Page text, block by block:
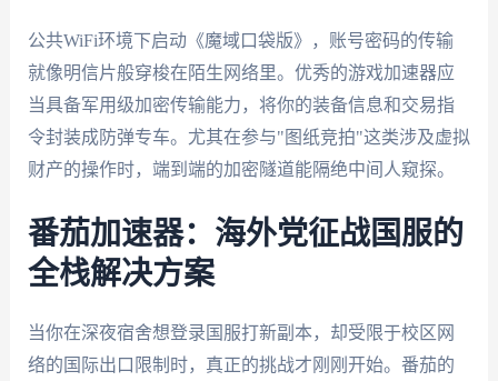
公共WiFi环境下启动《魔域口袋版》，账号密码的传输
就像明信片般穿梭在陌生网络里。优秀的游戏加速器应
当具备军用级加密传输能力，将你的装备信息和交易指
令封装成防弹专车。尤其在参与"图纸竞拍"这类涉及虚拟
财产的操作时，端到端的加密隧道能隔绝中间人窥探。
番茄加速器：海外党征战国服的
全栈解决方案
当你在深夜宿舍想登录国服打新副本，却受限于校区网
络的国际出口限制时，真正的挑战才刚刚开始。番茄的